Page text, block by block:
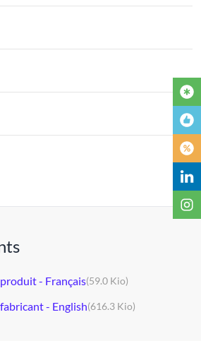
- Français(59.0 Kio)
- English(616.3 Kio)